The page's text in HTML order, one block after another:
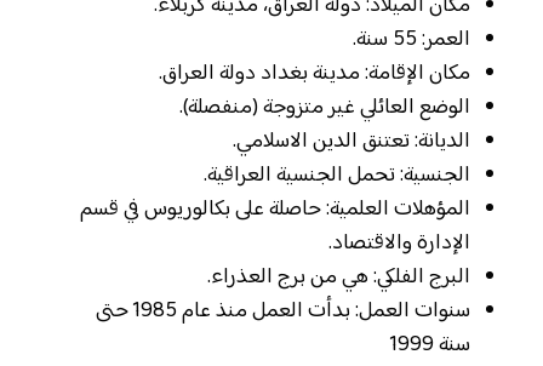
العمر: 55 سنة.
مكان الإقامة: مدينة بغداد دولة العراق.
الوضع العائلي غير متزوجة (منفصلة).
الديانة: تعتنق الدين الاسلامي.
الجنسية: تحمل الجنسية العراقية.
المؤهلات العلمية: حاصلة على بكالوريوس في قسم
الإدارة والاقتصاد.
البرج الفلكي: هي من برج العذراء.
سنوات العمل: بدأت العمل منذ عام 1985 حتى
سنة 1999